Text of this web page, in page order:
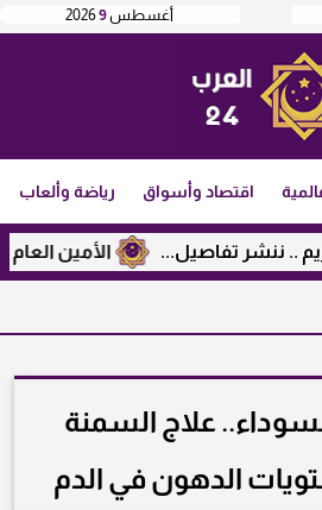
أغسطس9
2026
اقتصاد وأسواق رياضة وألعاب
الأمين العام
علاج السمنة
الدهون في الدم